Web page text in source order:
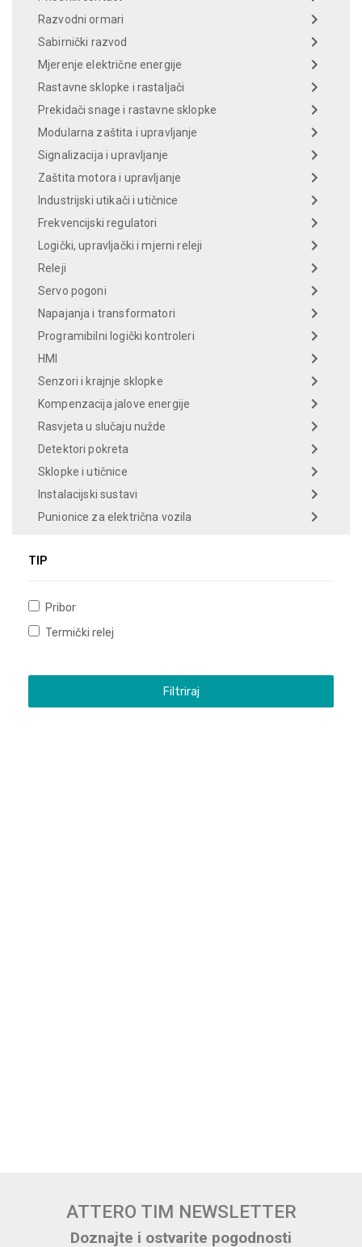
Razvodni ormari
Sabirnički razvod
Mjerenje električne energije
Rastavne sklopke i rastaljači
Prekidači snage i rastavne sklopke
Modularna zaštita i upravljanje
Signalizacija i upravljanje
Zaštita motora i upravljanje
Industrijski utikači i utičnice
Frekvencijski regulatori
Logički, upravljački i mjerni releji
Releji
Servo pogoni
Napajanja i transformatori
Programibilni logički kontroleri
HMI
Senzori i krajnje sklopke
Kompenzacija jalove energije
Rasvjeta u slučaju nužde
Detektori pokreta
Sklopke i utičnice
Instalacijski sustavi
Punionice za električna vozila
TIP
Pribor
Termički relej
Filtriraj
ATTERO TIM NEWSLETTER
Doznajte i ostvarite pogodnosti